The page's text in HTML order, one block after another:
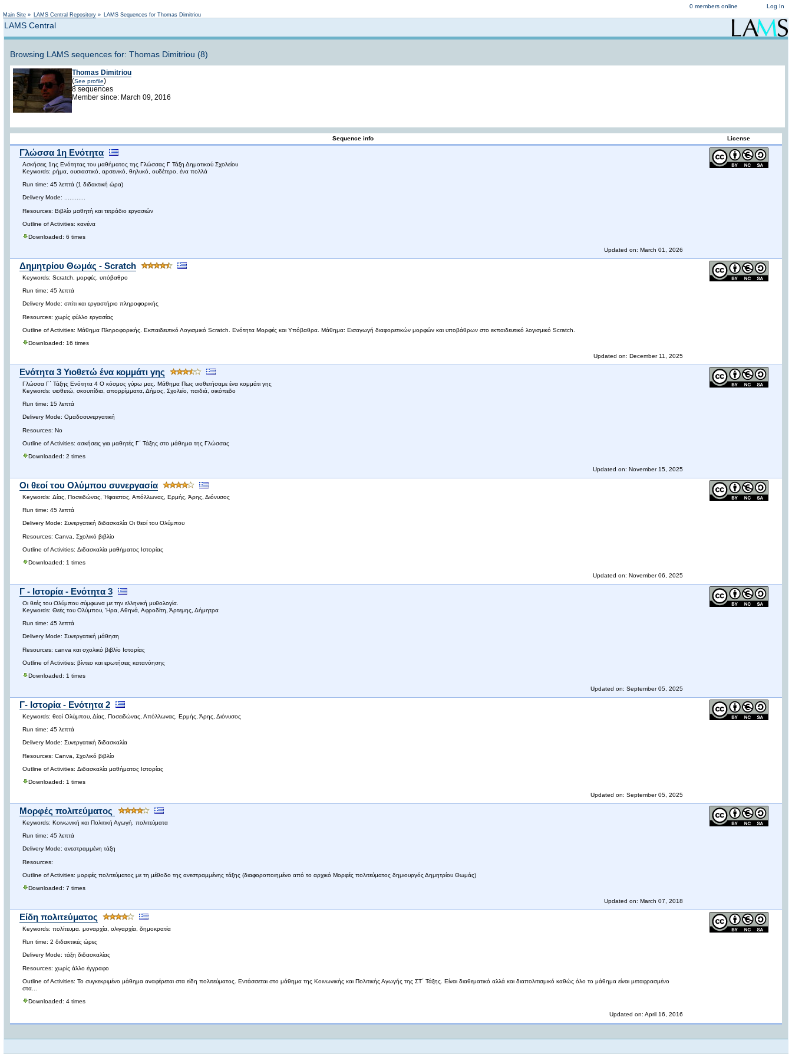
Log In
0 members online
Main Site » LAMS Central Repository » LAMS Sequences for Thomas Dimitriou
LAMS Central
Browsing LAMS sequences for: Thomas Dimitriou (8)
Thomas Dimitriou
(See profile)
8 sequences
Member since: March 09, 2016
Sequence info License
Γλώσσα 1η Ενότητα
Ασκήσεις 1ης Ενότητας του μαθήματος της Γλώσσας Γ Τάξη Δημοτικού Σχολείου
Keywords: ρήμα, ουσιαστικό, αρσενικό, θηλυκό, ουδέτερο, ένα πολλά
Run time: 45 λεπτά (1 διδακτική ώρα)
Delivery Mode: ............
Resources: Βιβλίο μαθητή και τετράδιο εργασιών
Outline of Activities: κανένα
Downloaded: 6 times
Updated on: March 01, 2026
Δημητρίου Θωμάς - Scratch
Keywords: Scratch, μορφές, υπόβαθρο
Run time: 45 λεπτά
Delivery Mode: σπίτι και εργαστήριο πληροφορικής
Resources: χωρίς φύλλο εργασίας
Outline of Activities: Μάθημα Πληροφορικής. Εκπαιδευτικό Λογισμικό Scratch. Ενότητα Μορφές και Υπόβαθρα. Μάθημα: Εισαγωγή διαφορετικών μορφών και υποβάθρων στο εκπαιδευτικό λογισμικό Scratch.
Downloaded: 16 times
Updated on: December 11, 2025
Ενότητα 3 Υιοθετώ ένα κομμάτι γης
Γλώσσα Γ΄ Τάξης Ενότητα 4 Ο κόσμος γύρω μας. Μάθημα Πως υιοθετήσαμε ένα κομμάτι γης
Keywords: υιοθετώ, σκουπίδια, απορρίμματα, Δήμος, Σχολείο, παιδιά, οικόπεδο
Run time: 15 λεπτά
Delivery Mode: Ομαδοσυνεργατική
Resources: Νο
Outline of Activities: ασκήσεις για μαθητές Γ΄ Τάξης στο μάθημα της Γλώσσας
Downloaded: 2 times
Updated on: November 15, 2025
Οι θεοί του Ολύμπου συνεργασία
Keywords: Δίας, Ποσειδώνας, Ήφαιστος, Απόλλωνας, Ερμής, Άρης, Διόνυσος
Run time: 45 λεπτά
Delivery Mode: Συνεργατική διδασκαλία Οι θεοί του Ολύμπου
Resources: Canva, Σχολικό βιβλίο
Outline of Activities: Διδασκαλία μαθήματος Ιστορίας
Downloaded: 1 times
Updated on: November 06, 2025
Γ - Ιστορία - Ενότητα 3
Οι θεές του Ολύμπου σύμφωνα με την ελληνική μυθολογία.
Keywords: Θεές του Ολύμπου, Ήρα, Αθηνά, Αφροδίτη, Άρτεμης, Δήμητρα
Run time: 45 λεπτά
Delivery Mode: Συνεργατική μάθηση
Resources: canva και σχολικό βιβλίο Ιστορίας
Outline of Activities: βίντεο και ερωτήσεις κατανόησης
Downloaded: 1 times
Updated on: September 05, 2025
Γ- Ιστορία - Ενότητα 2
Keywords: θεοί Ολύμπου, Δίας, Ποσειδώνας, Απόλλωνας, Ερμής, Άρης, Διόνυσος
Run time: 45 λεπτά
Delivery Mode: Συνεργατική διδασκαλία
Resources: Canva, Σχολικό βιβλίο
Outline of Activities: Διδασκαλία μαθήματος Ιστορίας
Downloaded: 1 times
Updated on: September 05, 2025
Μορφές πολιτεύματος
Keywords: Κοινωνική και Πολιτική Αγωγή, πολιτεύματα
Run time: 45 λεπτά
Delivery Mode: ανεστραμμένη τάξη
Resources:
Outline of Activities: μορφές πολιτεύματος με τη μέθοδο της ανεστραμμένης τάξης (διαφοροποιημένο από το αρχικό Μορφές πολιτεύματος δημιουργός Δημητρίου Θωμάς)
Downloaded: 7 times
Updated on: March 07, 2018
Είδη πολιτεύματος
Keywords: πολίτευμα. μοναρχία, ολιγαρχία, δημοκρατία
Run time: 2 διδακτικές ώρες
Delivery Mode: τάξη διδασκαλίας
Resources: χωρίς άλλο έγγραφο
Outline of Activities: Το συγκεκριμένο μάθημα αναφέρεται στα είδη πολιτεύματος. Εντάσσεται στο μάθημα της Κοινωνικής και Πολιτικής Αγωγής της ΣΤ΄ Τάξης. Είναι διαθεματικό αλλά και διαπολιτισμικό καθώς όλο το μάθημα είναι μεταφρασμένο
στα...
Downloaded: 4 times
Updated on: April 16, 2016